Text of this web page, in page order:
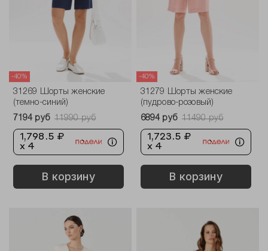
-40%
31269 Шорты женские
(темно-синий)
7194 руб
11990 руб
1,798.5 ₽
x 4
В корзину
-40%
31279 Шорты женские
(пудрово-розовый)
6894 руб
11490 руб
1,723.5 ₽
x 4
В корзину